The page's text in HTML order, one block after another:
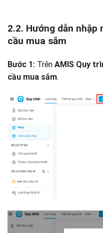
2.2. Hướng dẫn nhập
cầu mua sắm
Bước 1: Trên AMIS Quy
cầu mua sắm.